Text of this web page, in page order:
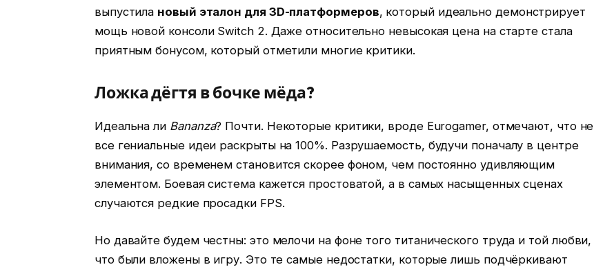
выпустила новый эталон для 3D-платформеров, который идеально демонстрирует
мощь новой консоли Switch 2. Даже относительно невысокая цена на старте стала
приятным бонусом, который отметили многие критики.
Ложка дёгтя в бочке мёда?
Идеальна ли Bananza? Почти. Некоторые критики, вроде Eurogamer, отмечают, что не
все гениальные идеи раскрыты на 100%. Разрушаемость, будучи поначалу в центре
внимания, со временем становится скорее фоном, чем постоянно удивляющим
элементом. Боевая система кажется простоватой, а в самых насыщенных сценах
случаются редкие просадки FPS.
Но давайте будем честны: это мелочи на фоне того титанического труда и той любви,
что были вложены в игру. Это те самые недостатки, которые лишь подчёркивают